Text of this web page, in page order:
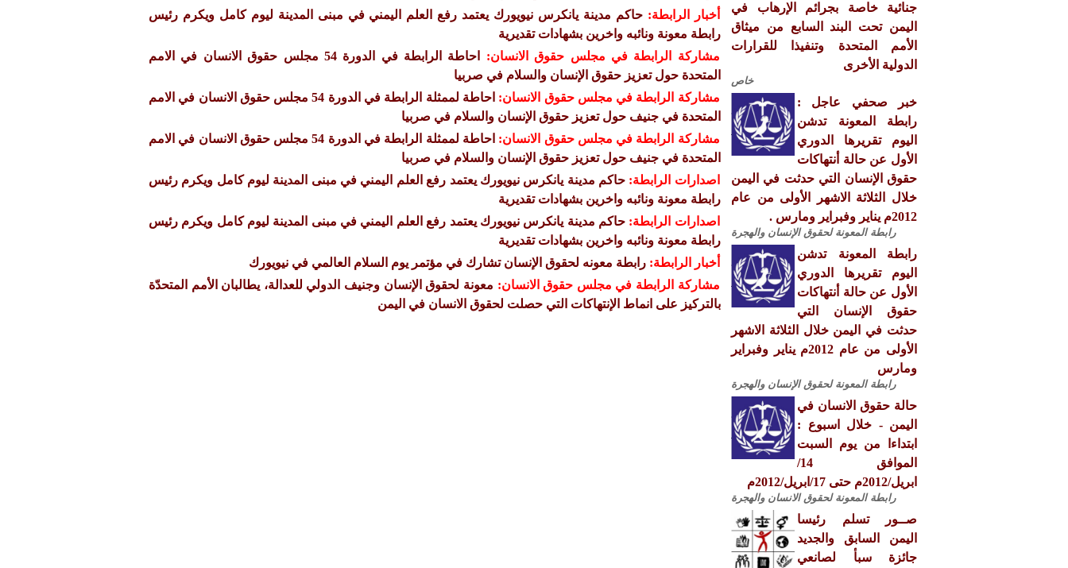
جنائية خاصة بجرائم الإرهاب في
اليمن تحت البند السابع من ميثاق
الأمم المتحدة وتنفيذا للقرارات
الدولية الأخرى
خاص
خبر صحفي عاجل :
رابطة المعونة تدشن
اليوم تقريرها الدوري
الأول عن حالة أنتهاكات
حقوق الإنسان التي حدثت في اليمن
خلال الثلاثة الاشهر الأولى من عام
2012م يناير وفبراير ومارس .
رابطة المعونة لحقوق الإنسان والهجرة
رابطة المعونة تدشن
اليوم تقريرها الدوري
الأول عن حالة أنتهاكات
حقوق الإنسان التي
حدثت في اليمن خلال الثلاثة الاشهر
الأولى من عام 2012م يناير وفبراير
ومارس
رابطة المعونة لحقوق الإنسان والهجرة
حالة حقوق الانسان في
اليمن - خلال اسبوع :
ابتداءا من يوم السبت
الموافق 14/
ابريل/2012م حتى 17/ابريل/2012م
رابطة المعونة لحقوق الانسان والهجرة
صــور تسلم رئيسا
اليمن السابق والجديد
جائزة سبأ لصانعي
أخبار الرابطة:حاكم مدينة يانكرس نيويورك يعتمد رفع العلم اليمني في مبنى المدينة ليوم كامل ويكرم رئيس
رابطة معونة ونائبه واخرين بشهادات تقديرية
مشاركة الرابطة في مجلس حقوق الانسان:
احاطة الرابطة في الدورة 54 مجلس حقوق الانسان في الامم
المتحدة حول تعزيز حقوق الإنسان والسلام في صربيا
مشاركة الرابطة في مجلس حقوق الانسان:
احاطة لممثلة الرابطة في الدورة 54 مجلس حقوق الانسان في الامم
المتحدة في جنيف حول تعزيز حقوق الإنسان والسلام في صربيا
مشاركة الرابطة في مجلس حقوق الانسان:
احاطة لممثلة الرابطة في الدورة 54 مجلس حقوق الانسان في الامم
المتحدة في جنيف حول تعزيز حقوق الإنسان والسلام في صربيا
اصدارات الرابطة:حاكم مدينة يانكرس نيويورك يعتمد رفع العلم اليمني في مبنى المدينة ليوم كامل ويكرم رئيس
رابطة معونة ونائبه واخرين بشهادات تقديرية
اصدارات الرابطة:حاكم مدينة يانكرس نيويورك يعتمد رفع العلم اليمني في مبنى المدينة ليوم كامل ويكرم رئيس
رابطة معونة ونائبه واخرين بشهادات تقديرية
أخبار الرابطة:رابطة معونه لحقوق الإنسان تشارك في مؤتمر يوم السلام العالمي في نيويورك
مشاركة الرابطة في مجلس حقوق الانسان: معونة لحقوق الإنسان وجنيف الدولي للعدالة، يطالبان الأمم المتحدّة
بالتركيز على انماط الإنتهاكات التي حصلت لحقوق الانسان في اليمن